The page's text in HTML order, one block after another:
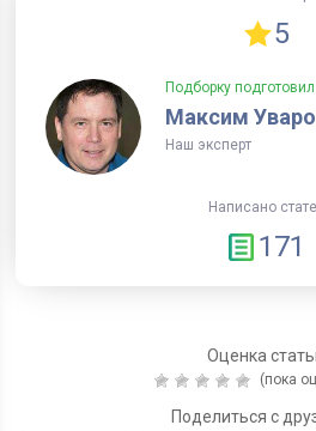
5
Подборку подготовил
Максим
Наш эксперт
Написано
171
Оценка
(пока
Поделиться с